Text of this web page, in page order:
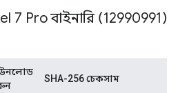
7 Pro বাইনারি (12990991)
SHA-256 চেকসাম